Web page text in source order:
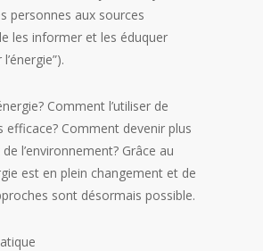
personnes aux sources
les informer et les éduquer
Comment l’utiliser de
efficace? Comment devenir plus
l’environnement? Grâce au
est en plein changement et de
sont désormais possible.